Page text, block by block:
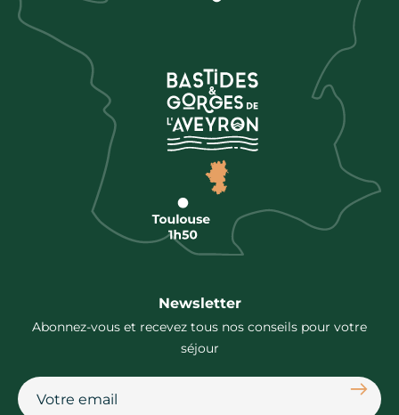
Newsletter
Abonnez-vous et recevez tous nos conseils pour votre
séjour